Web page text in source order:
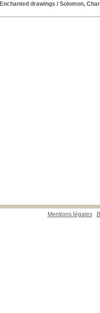
Enchanted drawings / Solomon,
Mentions légales